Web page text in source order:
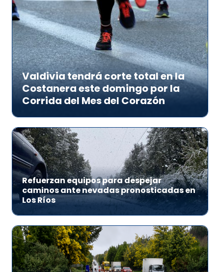
Valdivia tendrá corte total en la
Costanera este domingo por la
Corrida del Mes del Corazón
Refuerzan equipos para despejar
caminos ante nevadas pronosticadas en
Los Ríos